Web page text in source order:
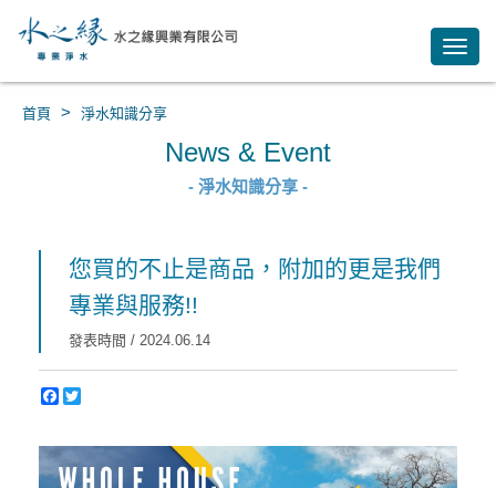
首頁 > 淨水知識分享
News & Event
- 淨水知識分享 -
您買的不止是商品，附加的更是我們
專業與服務!!
發表時間 / 2024.06.14